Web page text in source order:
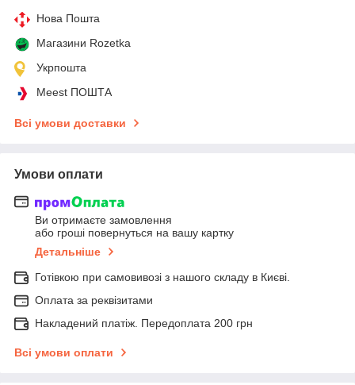
Нова Пошта
Магазини Rozetka
Укрпошта
Meest ПОШТА
Всі умови доставки
Умови оплати
Ви отримаєте замовлення
або гроші повернуться на вашу картку
Детальніше
Готівкою при самовивозі з нашого складу в Києві.
Оплата за реквізитами
Накладений платіж. Передоплата 200 грн
Всі умови оплати